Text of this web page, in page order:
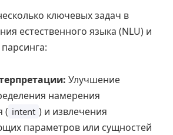
ключевых задач в
естественного языка (NLU) и
Улучшение
намерения
( intent ) и извлечения
параметров или сущностей